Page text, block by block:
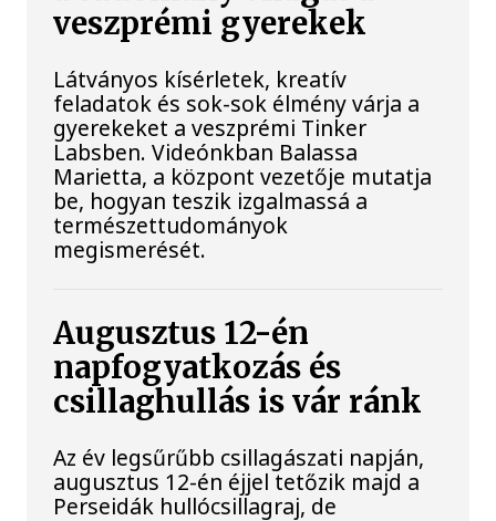
veszprémi gyerekek
Látványos kísérletek, kreatív
feladatok és sok-sok élmény várja a
gyerekeket a veszprémi Tinker
Labsben. Videónkban Balassa
Marietta, a központ vezetője mutatja
be, hogyan teszik izgalmassá a
természettudományok
megismerését.
Augusztus 12-én
napfogyatkozás és
csillaghullás is vár ránk
Az év legsűrűbb csillagászati napján,
augusztus 12-én éjjel tetőzik majd a
Perseidák hullócsillagraj, de